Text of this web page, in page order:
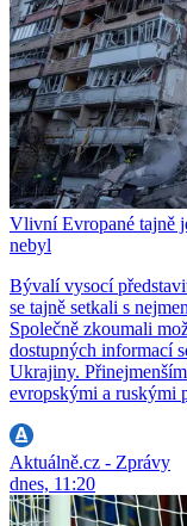
Vlivní Evropané tajně
nebyl
Bývalí vysocí
se tajně setkali s
Společně zkoumali
dostupných informací
Ukrajiny.
evropskými a ruskými
Aktuálně.cz - Zprávy
dnes, 11:20